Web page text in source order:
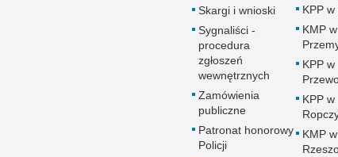
Skargi i wnioski
Sygnaliści -
procedura
zgłoszeń
wewnętrznych
Zamówienia
publiczne
Patronat honorowy
Policji
KPP w
KMP w
KPP w
KPP w
KMP w